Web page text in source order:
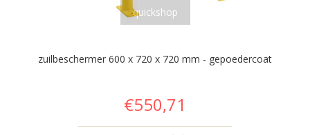
quickshop
zuilbeschermer 600 x 720 x 720 mm - gepoedercoat
€550,71